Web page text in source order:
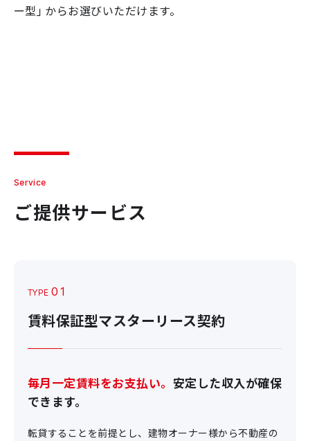
ー型」からお選びいただけます。
Service
ご提供サービス
TYPE01
賃料保証型マスターリース契約
毎月一定賃料をお支払い。 安定した収入が確保
できます。
転貸することを前提とし、建物オーナー様から不動産の